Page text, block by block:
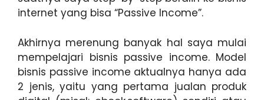
internet yang bisa “Passive Income”.
Akhirnya merenung banyak hal saya mulai
mempelajari bisnis passive income. Model
bisnis passive income aktualnya hanya ada
2 jenis, yaitu yang pertama jualan produk